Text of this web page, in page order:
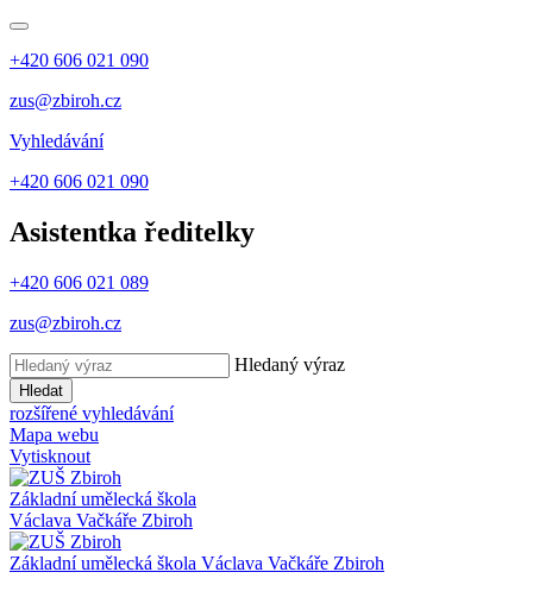
+420 606 021 090
zus@zbiroh.cz
Vyhledávání
+420 606 021 090
Asistentka ředitelky
+420 606 021 089
zus@zbiroh.cz
Hledaný výraz
Hledat
rozšířené vyhledávání
Mapa webu
Vytisknout
Základní umělecká škola
Václava Vačkáře Zbiroh
Základní umělecká škola Václava Vačkáře Zbiroh